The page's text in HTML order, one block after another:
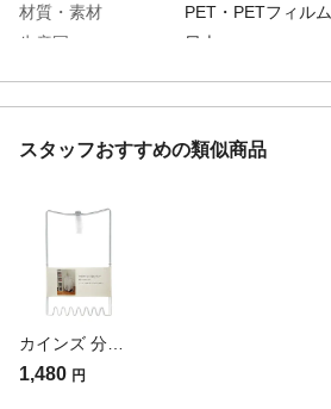
材質・素材
PET・PETフィルム
生産国
日本
スタッフおすすめの類似商品
1,480 円